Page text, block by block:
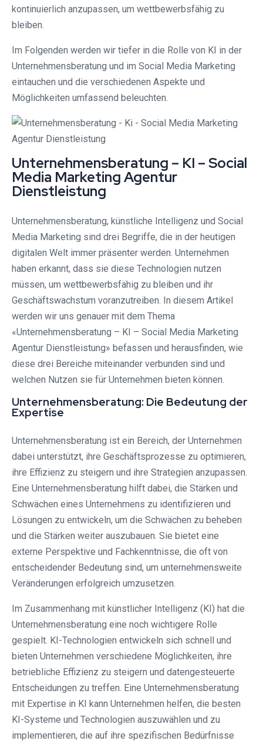
kontinuierlich anzupassen, um wettbewerbsfähig zu
bleiben.
Im Folgenden werden wir tiefer in die Rolle von KI in der
Unternehmensberatung und im Social Media Marketing
eintauchen und die verschiedenen Aspekte und
Möglichkeiten umfassend beleuchten.
Unternehmensberatung – KI – Social
Media Marketing Agentur
Dienstleistung
Unternehmensberatung, künstliche Intelligenz und Social
Media Marketing sind drei Begriffe, die in der heutigen
digitalen Welt immer präsenter werden. Unternehmen
haben erkannt, dass sie diese Technologien nutzen
müssen, um wettbewerbsfähig zu bleiben und ihr
Geschäftswachstum voranzutreiben. In diesem Artikel
werden wir uns genauer mit dem Thema
«Unternehmensberatung – KI – Social Media Marketing
Agentur Dienstleistung» befassen und herausfinden, wie
diese drei Bereiche miteinander verbunden sind und
welchen Nutzen sie für Unternehmen bieten können.
Unternehmensberatung: Die Bedeutung der
Expertise
Unternehmensberatung ist ein Bereich, der Unternehmen
dabei unterstützt, ihre Geschäftsprozesse zu optimieren,
ihre Effizienz zu steigern und ihre Strategien anzupassen.
Eine Unternehmensberatung hilft dabei, die Stärken und
Schwächen eines Unternehmens zu identifizieren und
Lösungen zu entwickeln, um die Schwächen zu beheben
und die Stärken weiter auszubauen. Sie bietet eine
externe Perspektive und Fachkenntnisse, die oft von
entscheidender Bedeutung sind, um unternehmensweite
Veränderungen erfolgreich umzusetzen.
Im Zusammenhang mit künstlicher Intelligenz (KI) hat die
Unternehmensberatung eine noch wichtigere Rolle
gespielt. KI-Technologien entwickeln sich schnell und
bieten Unternehmen verschiedene Möglichkeiten, ihre
betriebliche Effizienz zu steigern und datengesteuerte
Entscheidungen zu treffen. Eine Unternehmensberatung
mit Expertise in KI kann Unternehmen helfen, die besten
KI-Systeme und Technologien auszuwählen und zu
implementieren, die auf ihre spezifischen Bedürfnisse